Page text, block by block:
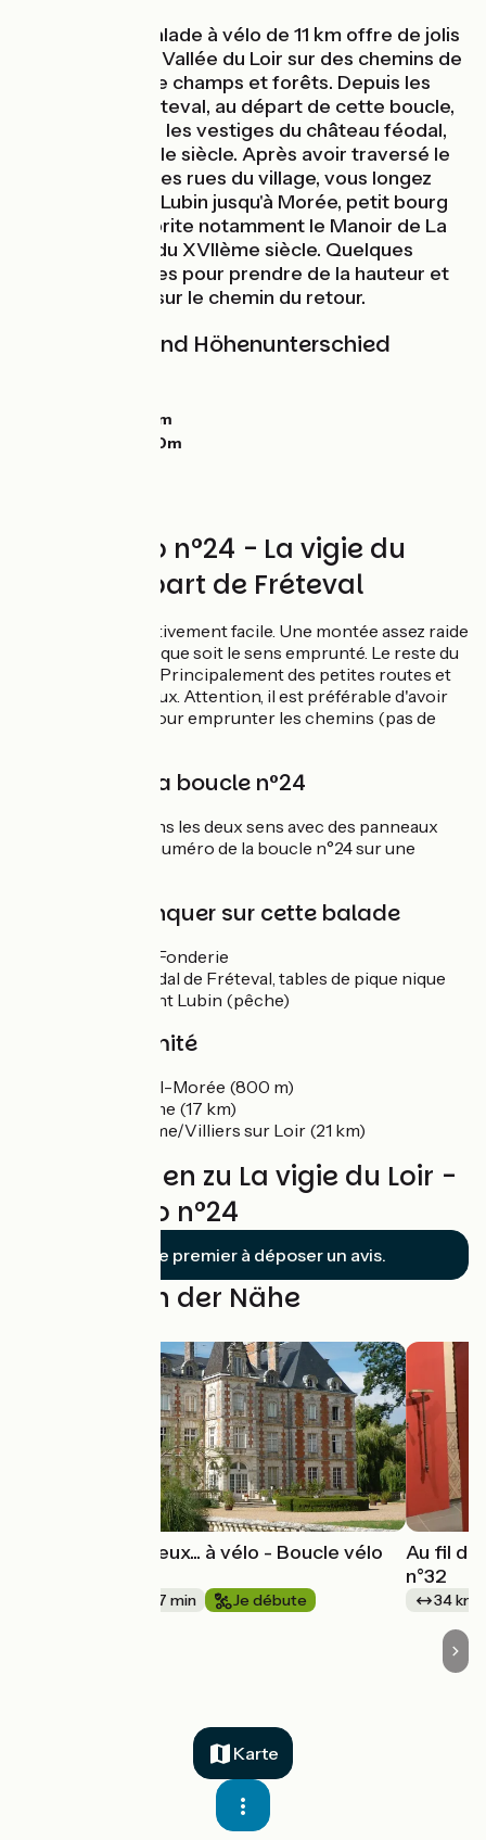
Cette courte balade à vélo de 11 km offre de jolis
paysages sur la Vallée du Loir sur des chemins de
campagne entre champs et forêts. Depuis les
hauteurs de Fréteval, au départ de cette boucle,
vous apercevez les vestiges du château féodal,
forteresse du XIe siècle. Après avoir traversé le
Loir et arpenté les rues du village, vous longez
l'étang de Saint Lubin jusqu'à Morée, petit bourg
charmant qui abrite notamment le Manoir de La
Perrine, datant du XVIIème siècle. Quelques
coups de pédales pour prendre de la hauteur et
vous voilà déjà sur le chemin du retour.
Steigungen und Höhenunterschied
0m
0m
Circuit vélo n°24 - La vigie du
Loir au départ de Fréteval
Boucle à vélo relativement facile. Une montée assez raide
est inévitable quelque soit le sens emprunté. Le reste du
parcours est plat. Principalement des petites routes et
chemins caillouteux. Attention, il est préférable d'avoir
un VTT ou VTC pour emprunter les chemins (pas de
Balisage de la boucle n°24
Boucle balisée dans les deux sens avec des panneaux
verts et blancs + numéro de la boucle n°24 sur une
À ne pas manquer sur cette balade
Musée de la Fonderie
Chateau féodal de Fréteval, tables de pique nique
Etang de Saint Lubin (pêche)
Gare à proximité
TER Fréteval-Morée (800 m)
TER Vendôme (17 km)
TGV Vendôme/Villiers sur Loir (21 km)
Bewertungen zu La vigie du Loir -
Boucle vélo n°24
Soyez le premier à déposer un avis.
Schleifen in der Nähe
Autour de Rocheux... à vélo - Boucle vélo
1 h 27 min Je débute
Au fil du
n°32
34 km
Karte